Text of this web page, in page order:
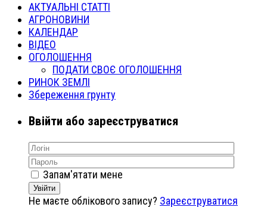
АКТУАЛЬНІ СТАТТІ
АГРОНОВИНИ
КАЛЕНДАР
ВІДЕО
ОГОЛОШЕННЯ
ПОДАТИ СВОЄ ОГОЛОШЕННЯ
РИНОК ЗЕМЛІ
Збереження грунту
Ввійти або зареєструватися
Запам'ятати мене
Увійти
Не маєте облікового запису? Зареєструватися